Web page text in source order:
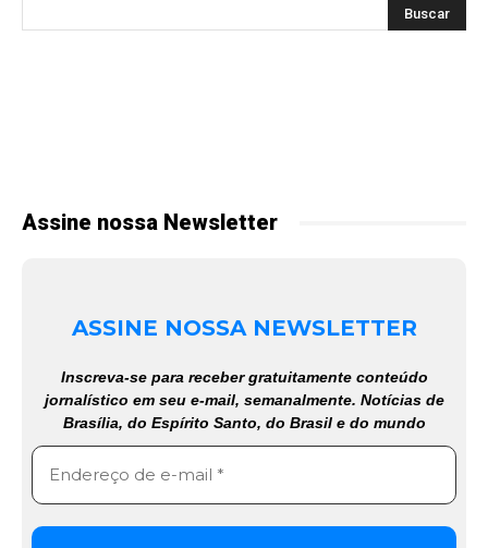
Assine nossa Newsletter
ASSINE NOSSA NEWSLETTER
Inscreva-se para receber gratuitamente conteúdo
jornalístico em seu e-mail, semanalmente. Notícias de
Brasília, do Espírito Santo, do Brasil e do mundo